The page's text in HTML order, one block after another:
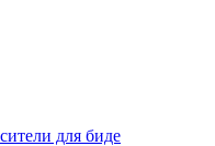
для биде